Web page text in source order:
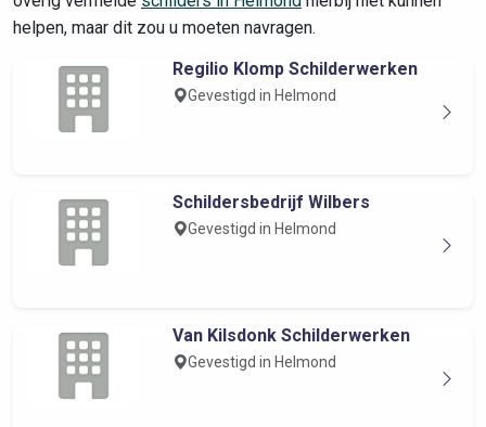
helpen, maar dit zou u moeten navragen.
Regilio Klomp Schilderwerken
Gevestigd in Helmond
Schildersbedrijf Wilbers
Gevestigd in Helmond
Van Kilsdonk Schilderwerken
Gevestigd in Helmond